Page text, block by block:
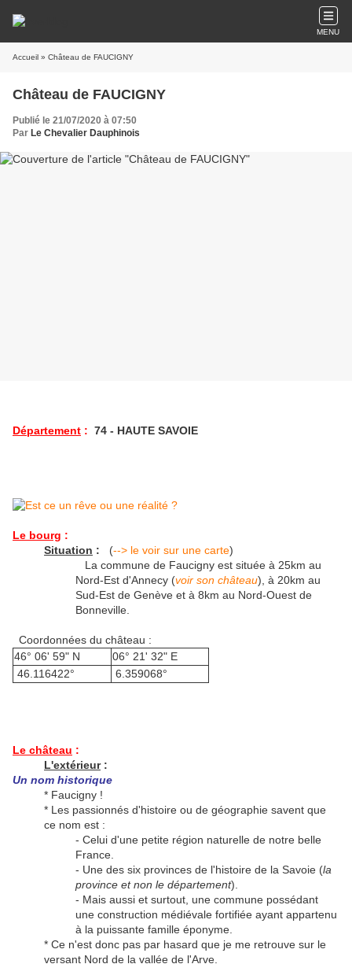
MENU
Accueil » Château de FAUCIGNY
Château de FAUCIGNY
Publié le 21/07/2020 à 07:50
Par Le Chevalier Dauphinois
Département : 74 - HAUTE SAVOIE
Le bourg :
Situation : (--> le voir sur une carte)
La commune de Faucigny est située à 25km au
Nord-Est d'Annecy (voir son château), à 20km au
Sud-Est de Genève et à 8km au Nord-Ouest de
Bonneville.
Coordonnées du château :
46° 06' 59" N
06° 21' 32" E
46.116422°
6.359068°
Le château :
L'extérieur:
Un nom historique
* Faucigny !
* Les passionnés d'histoire ou de géographie savent que
ce nom est :
- Celui d'une petite région naturelle de notre belle
France.
- Une des six provinces de l'histoire de la Savoie (la
province et non le département).
- Mais aussi et surtout, une commune possédant
une construction médiévale fortifiée ayant appartenu
à la puissante famille éponyme.
* Ce n'est donc pas par hasard que je me retrouve sur le
versant Nord de la vallée de l'Arve.